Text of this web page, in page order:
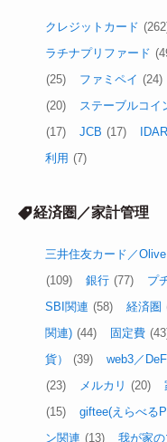
クレジットカード
ラチナプリファード
(25)
ファミペイ (24)
(20)
ステーブルコイ
(17)
JCB (17)
利用 (7)
経済圏／家計管理
三井住友カード／Olive
(109)
銀行 (77) プ
SBI関連 (58) 経済圏
関連) (44) 固定費
貨）
(39) web3／
(23)
メルカリ (20)
(15)
giftee(えらべる
ン関連 (13) 我が家